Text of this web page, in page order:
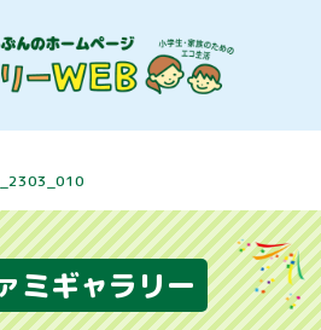
ミギャラリー